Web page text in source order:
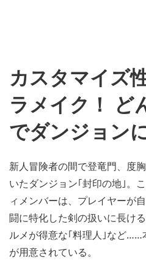
カスタマイズ
ラメイク！ ど
でダンジョン
新人冒険者の間で登竜門、度
いたダンジョン｢封印の地｣。
ィメンバーは、プレイヤーが
闘に特化した剣の扱いに長け
ルメが得意な｢料理人｣など……
が用意されている。